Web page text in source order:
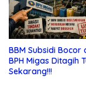
BBM Subsidi Bocor
BPH Migas Ditagih
Sekarang!!!